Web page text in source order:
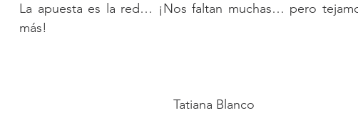
La apuesta es la red… ¡Nos faltan muchas… pero
más!
Tatiana Blanco